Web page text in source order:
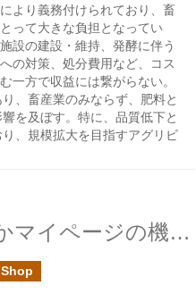
より義務付けられており、畜
って大きな負担となってい
設の建設・維持、発酵に伴う
の対策、処分費用など、コス
一方で収益には繋がらない。
、畜産業のみならず、肥料と
を及ぼす。特に、品質低下と
、規模拡大を目指すアグリビ
SOY Shopでカートかマイページの機能を使用しない場合は404を返そう